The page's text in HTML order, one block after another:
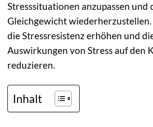
Stresssituationen anzupassen und
Gleichgewicht wiederherzustellen.
die Stressresistenz erhöhen und
Auswirkungen von Stress auf den
reduzieren.
Inhalt